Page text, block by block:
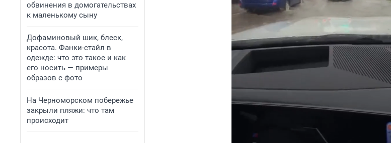
обвинения в домогательствах
к маленькому сыну
Дофаминовый шик, блеск,
красота. Фанки-стайл в
одежде: что это такое и как
его носить — примеры
образов с фото
На Черноморском побережье
закрыли пляжи: что там
происходит